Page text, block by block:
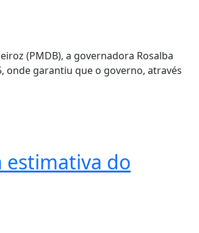
(PMDB), a governadora Rosalba
onde garantiu que o governo, através
estimativa do